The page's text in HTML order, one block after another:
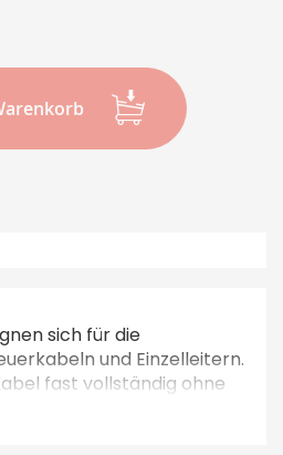
sich für die
und Einzelleitern.
fast vollständig ohne
Risiko, den Leitermantel zu
Einkerbung und einer